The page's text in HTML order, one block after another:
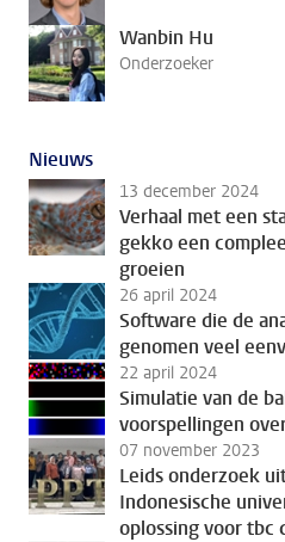
Wanbin Hu
Onderzoeker
Nieuws
13 december 2024
Verhaal met een
gekko een
groeien
26 april 2024
Software die de
genomen veel
22 april 2024
Simulatie van de
voorspellingen
07 november 2023
Leids onderzoek
Indonesische
oplossing voor tbc